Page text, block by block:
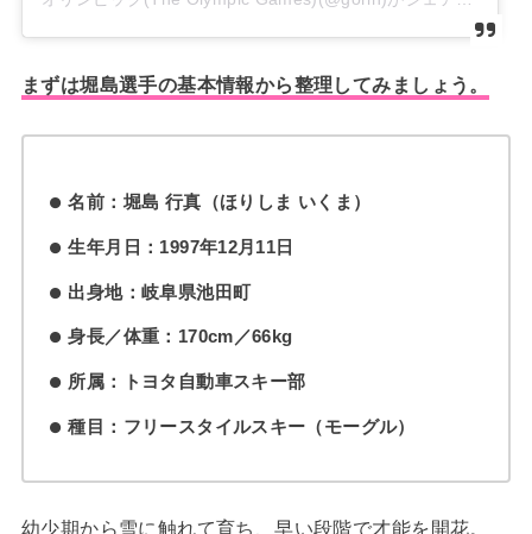
まずは堀島選手の基本情報から整理してみましょう。
名前：堀島 行真（ほりしま いくま）
生年月日：1997年12月11日
出身地：岐阜県池田町
身長／体重：170cm／66kg
所属：トヨタ自動車スキー部
種目：フリースタイルスキー（モーグル）
幼少期から雪に触れて育ち、早い段階で才能を開花。